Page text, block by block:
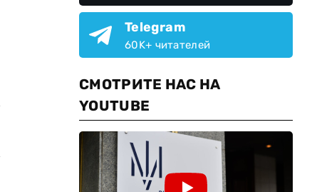
Telegram
60K+ читателей
СМОТРИТЕ НАС НА
YOUTUBE